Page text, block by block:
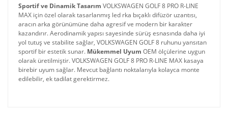
Sportif ve Dinamik Tasarım VOLKSWAGEN GOLF 8 PRO R-LINE
MAX için özel olarak tasarlanmış led rka bıçaklı difüzör uzantısı,
aracın arka görünümüne daha agresif ve modern bir karakter
kazandırır. Aerodinamik yapısı sayesinde sürüş esnasında daha iyi
yol tutuş ve stabilite sağlar, VOLKSWAGEN GOLF 8 ruhunu yansıtan
sportif bir estetik sunar. Mükemmel Uyum OEM ölçülerine uygun
olarak üretilmiştir. VOLKSWAGEN GOLF 8 PRO R-LINE MAX kasaya
birebir uyum sağlar. Mevcut bağlantı noktalarıyla kolayca monte
edilebilir, ek tadilat gerektirmez.